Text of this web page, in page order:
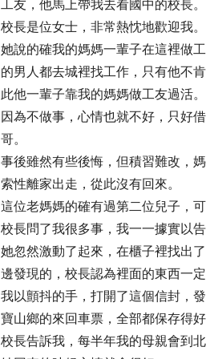
工友，他馬上帶我去看國中的校長。
校長是位女士，非常熱忱地歡迎我。
她說的確我的媽媽一輩子在這裡做
的男人都去城裡找工作，只有他不
此他一輩子靠我的媽媽做工友過活。
因為不做事，心情也就不好，只好
哥。
事後雖然有些後悔，但積習難改，
索性離家出走，從此沒有回來。
這位老媽媽的確有過第二位兒子，
校長問了我很多事，我一一據實以
她忽然激動了起來，在櫃子裡找出
邊發現的，校長認為裡面的東西一
我以顫抖的手，打開了這個信封，
寶山鄉的來回車票，全部都保存得
校長告訴我，每半年我的母親會到